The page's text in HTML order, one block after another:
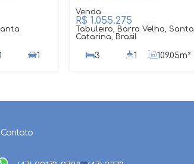
1
R$ 1.055.275
Tabuleiro, Barra Velha, Santa
Catarina, Brasil
3 1 109.05m²
Contato